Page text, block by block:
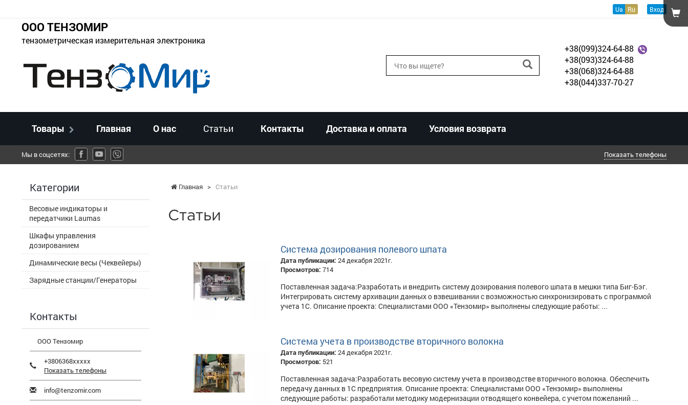
Ua Ru Вход
ООО ТЕНЗОМИР
тензометрическая измерительная электроника
+38(099)324-64-88
+38(093)324-64-88
+38(068)324-64-88
+38(044)337-70-27
Товары Главная О нас Статьи Контакты Доставка и оплата Условия возврата
Мы в соцсетях: Показать телефоны
Главная > Статьи
Статьи
Система дозирования полевого шпата
Дата публикации: 24 декабря 2021г.
Просмотров: 714
Поставленная задача:Разработать и внедрить систему дозирования полевого шпата в мешки типа Биг-Бэг.
Интегрировать систему архивации данных о взвешивании с возможностью синхронизировать с программой
учета 1С. Описание проекта: Специалистами ООО «Тензомир» выполнены следующие работы: ...
Система учета в производстве вторичного волокна
Дата публикации: 24 декабря 2021г.
Просмотров: 521
Поставленная задача:Разработать весовую систему учета в производстве вторичного волокна. Обеспечить
передачу данных в 1С предприятия. Описание проекта: Специалистами ООО «Тензомир» выполнены
следующие работы: разработали методику модернизации отводящего конвейера, с учетом пожеланий ...
Категории
Весовые индикаторы и
передатчики Laumas
Шкафы управления
дозированием
Динамические весы (Чеквейеры)
Зарядные станции/Генераторы
Контакты
ООО Тензомир
+3806368xxxxx
Показать телефоны
info@tenzomir.com